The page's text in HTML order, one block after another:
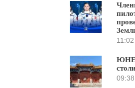
11:02
09:38